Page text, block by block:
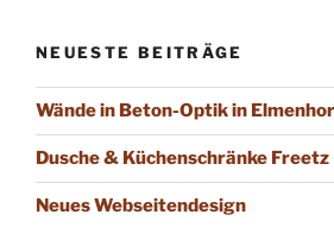
NEUESTE BEITRÄGE
Wände in Beton-Optik in
Dusche & Küchenschränke Freetz
Neues Web­seiten­design